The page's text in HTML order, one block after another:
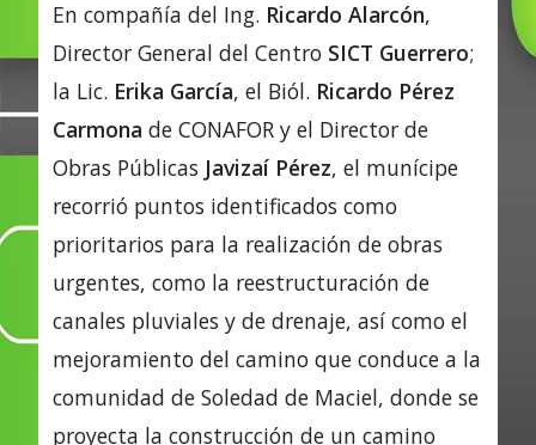
En compañía del Ing. Ricardo Alarcón,
Director General del Centro SICT Guerrero;
la Lic. Erika García, el Biól. Ricardo Pérez
Carmona de CONAFOR y el Director de
Obras Públicas Javizaí Pérez, el munícipe
recorrió puntos identificados como
prioritarios para la realización de obras
urgentes, como la reestructuración de
canales pluviales y de drenaje, así como el
mejoramiento del camino que conduce a la
comunidad de Soledad de Maciel, donde se
proyecta la construcción de un camino